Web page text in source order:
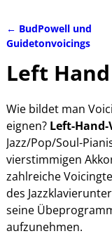
← BudPowell und
Guidetonvoicings
Left
Wie bildet man
eignen? Left-Hand-
Jazz/Pop/Soul-
vierstimmigen
zahlreiche
des
seine
aufzunehmen.